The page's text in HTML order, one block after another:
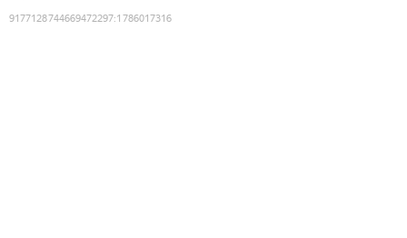
9177128744669472297:1786017316